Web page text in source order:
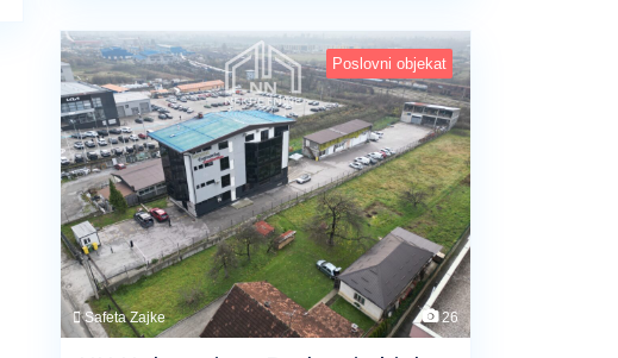
Poslovni objekat
Safeta Zajke 26